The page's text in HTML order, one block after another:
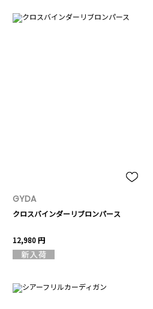
GYDA
クロスバインダーリブロンパース
12,980 円